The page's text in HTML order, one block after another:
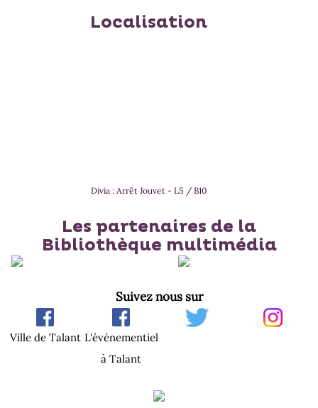
Localisation
Divia : Arrêt Jouvet - L5 / B10
Les partenaires de la
Bibliothèque multimédia
Suivez nous sur
Ville de Talant L'événementiel
à Talant